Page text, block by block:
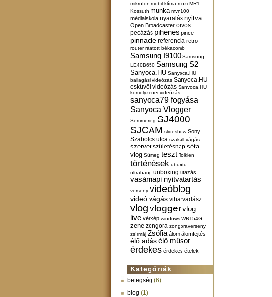
mikrofon mobil klíma mozi MR1
Kossuth munka mvn100
médiaiskola nyaralás nyitva
Open Broadcaster orvos
pecázás pihenés pince
pinnacle referencia retro
router rántott békacomb
Samsung I9100 Samsung
LE40B650 Samsung S2
Sanyoca.HU Sanyoca.HU
ballagási videózás Sanyoca.HU
esküvői videózás Sanyoca.HU
komolyzenei videózás
sanyoca79 fogyása
Sanyoca Vlogger
Semmering SJ4000
SJCAM slideshow Sony
Szabolcs utca szakáll vágás
szerver születésnap séta
vlog Sümeg teszt Tolkien
történések ubuntu
ultrahang unboxing utazás
vasárnapi nyitvatartás
verseny videóblog
videó vágás viharvadász
vlogvloggervlog
live vérkép windows WRT54G
zene zongora zongoraverseny
zsírmáj Zsófia álom álomfejtés
élő adás élő műsor
érdekes érdekes ételek
Kategóriák
betegség (6)
blog (1)